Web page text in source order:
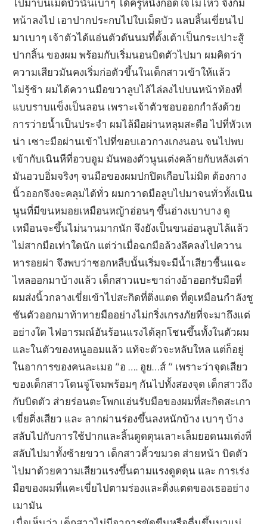
ไปมาบนเม็ดบัวนั้นเบาๆ ได้ครู่หนึ่งก็อดใจไม่ไหว จึงก้ม
หน้าลงไป เอาปากประกบไปใบเม็ดบัว แลบลิ้นเขี่ยนไป
มาเบาๆ เจ้าตัวได้แอ่นตัวดันนมที่ตั้งเต้าเป็นกระเปาะสู้
ปากลิ้น ของผม พร้อมกับเริ่มนอนบิดตัวไปมา ผมคิดว่า
ความเสียวมันคงเริ่มก่อตัวขึ้นในเด็กสาวเข้าให้แล้ว
ไม่รู้ช้า ผมได้ควานมือขวาลูบไล้ไล่ลงไปบนหน้าท้องที่
แบบราบแข็งเป็นลอน เพราะเจ้าตัวชอบออกกำลังด้วย
การว่ายน้ำเป็นประจำ ผมไล้มือผ่านหลุมสะดือ ไปที่หัวเห
น่า เซาะมือผ่านเข้าไปที่ขอบเอวกางเกงนอน จนไปพบ
เข้ากับเนินหีที่อวบอูม มันพองตัวนูนเต่งคล้ายกับหลังเต่า
มันอวบอิ่มจริงๆ จนมือของผมปกปิดเกือบไม่มิด ต้องกาง
นิ้วออกจึงจะคลุมได้ทั่ว ผมกวาดมือลูบไปมาจนทั่วทั้งเนิน
นูนที่มีขนหมอยเหมือนหญ้าอ่อนๆ ขึ้นอ่างเบาบาง ดู
เหมือนจะขึ้นไม่นานมากนัก จึงยังเป็นขนอ่อนลูบไล้แล้ว
ไม่สากมือเท่าใดนัก แต่ว่าเมื่อฉกมือล้วงลึคลงไปควาน
หารอยผ่า จึงพบว่าซอกหลืบนั้นเริ่มจะมีน้ำเสียวชื้นแฉะ
ไหลออกมาบ้างแล้ว เด็กสาวแบะขาถ่างอ้าออกรับมือที่
ผมส่งนิ้วกลางเขี่ยเข้าไปสะกิดที่ติ่งแตด ที่ดูเหมือนกำลังชู
ชันตัวออกมาท้าทายมืออย่างไม่กริ่งเกรงภัยที่จะมาถึงแต่
อย่างใด ไฟอารมณ์อันร้อนแรงได้ลุกโชนขึ้นทั้งในตัวผม
และในตัวของหนูออมแล้ว แท้จะตัวจะหลับใหล แต่ก็อยู่
ในอาการของคนละเมอ “อ …. อูย…ส์ “ เพราะว่าจุดเสียว
ของเด็กสาวโดนจู่โจมพร้อมๆ กันไปทั้งสองจุด เด็กสาวถึง
กับบิดตัว ส่ายร่อนตะโพกแอ่นรับมือของผมที่สะกิดสะเกา
เขี่ยติ่งเสียว และ ลากผ่านร่องขึ้นลงหนักบ้าง เบาๆ บ้าง
สลับไปกับการใช้ปากและลิ้นดูดดุนเลาะเล็มยอดนมเต่งที่
สลับไปมาทั้งซ้ายขวา เด็กสาวคิ้วขมวด ส่ายหน้า บิดตัว
ไปมาด้วยความเสียวแรงขึ้นตามแรงดูดดุน และ การเร่ง
มือของผมที่แคะเขี่ยไปตามร่องและติ่งแตดของเธออย่าง
เมามัน